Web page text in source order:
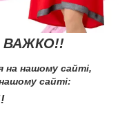
на нашому сайті,
сайті: